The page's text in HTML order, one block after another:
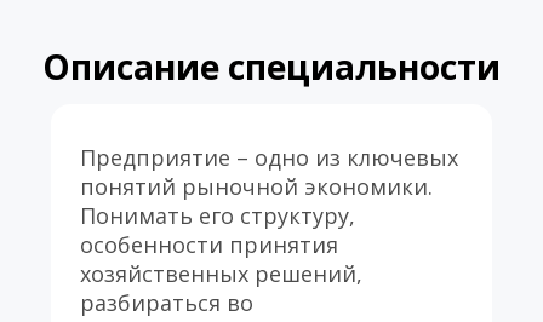
Описание специальности
Предприятие – одно из ключевых
понятий рыночной экономики.
Понимать его структуру,
особенности принятия
хозяйственных решений,
разбираться во